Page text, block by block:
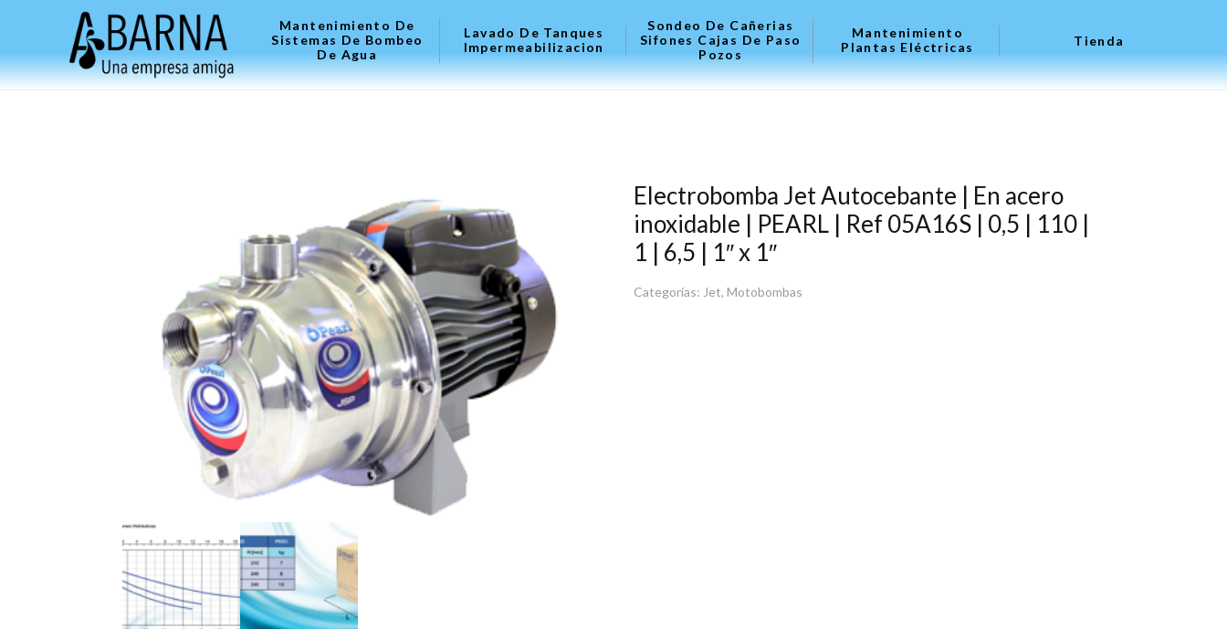
Mantenimiento De
Sistemas De Bombeo
De Agua
Lavado De Tanques
Impermeabilizacion
Sondeo De Cañerias
Sifones Cajas De Paso
Pozos
Mantenimiento
Plantas Eléctricas
Tienda
Electrobomba Jet Autocebante | En acero
inoxidable | PEARL | Ref 05A16S | 0,5 | 110 |
1 | 6,5 | 1″ x 1″
Categorías: Jet, Motobombas